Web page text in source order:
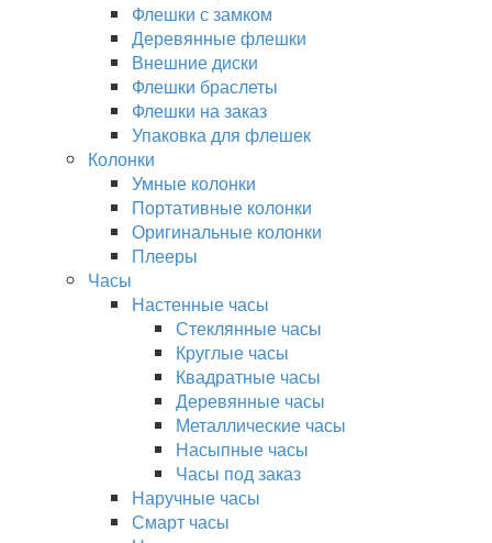
Флешки с замком
Деревянные флешки
Внешние диски
Флешки браслеты
Флешки на заказ
Упаковка для флешек
Колонки
Умные колонки
Портативные колонки
Оригинальные колонки
Плееры
Часы
Настенные часы
Стеклянные часы
Круглые часы
Квадратные часы
Деревянные часы
Металлические часы
Насыпные часы
Часы под заказ
Наручные часы
Смарт часы